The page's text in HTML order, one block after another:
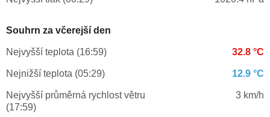
Souhrn za včerejší den
Nejvyšší teplota (16:59) 32.8 °C
Nejnižší teplota (05:29) 12.9 °C
Nejvyšší průměrná rychlost větru
(17:59)
3 km/h